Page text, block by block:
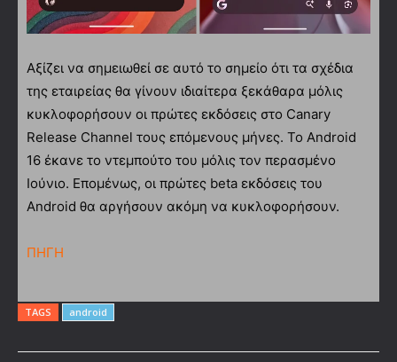
Αξίζει να σημειωθεί σε αυτό το σημείο ότι τα σχέδια
της εταιρείας θα γίνουν ιδιαίτερα ξεκάθαρα μόλις
κυκλοφορήσουν οι πρώτες εκδόσεις στο Canary
Release Channel τους επόμενους μήνες. Το Android
16 έκανε το ντεμπούτο του μόλις τον περασμένο
Ιούνιο. Επομένως, οι πρώτες beta εκδόσεις του
Android θα αργήσουν ακόμη να κυκλοφορήσουν.
ΠΗΓΗ
TAGS android